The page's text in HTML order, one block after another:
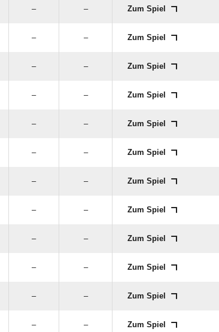
– – Zum Spiel
– – Zum Spiel
– – Zum Spiel
– – Zum Spiel
– – Zum Spiel
– – Zum Spiel
– – Zum Spiel
– – Zum Spiel
– – Zum Spiel
– – Zum Spiel
– – Zum Spiel
– – Zum Spiel